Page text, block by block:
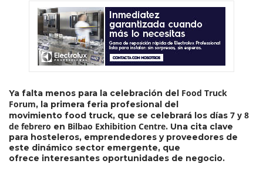
Ya falta menos para la celebración del Food Truck
Forum, la primera feria profesional del
movimiento food truck, que se celebrará los días 7 y 8
de febrero en Bilbao Exhibition Centre. Una cita clave
para hosteleros, emprendedores y proveedores de
este dinámico sector emergente, que
ofrece interesantes oportunidades de negocio.